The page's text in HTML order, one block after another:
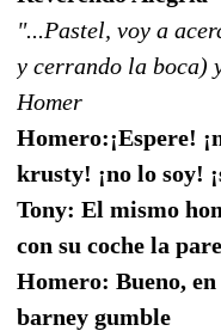
"...Pastel, voy a
y cerrando la boca)
Homer
Homero:¡Espere!
krusty! ¡no lo soy!
Tony: El mismo
con su coche la
Homero: Bueno,
barney gumble